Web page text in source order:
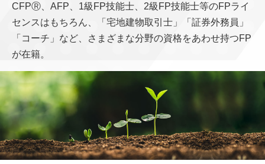
CFPⓇ、AFP、1級FP技能士、2級FP技能士等のFPライ
センスはもちろん、「宅地建物取引士」「証券外務員」
「コーチ」など、さまざまな分野の資格をあわせ持つFP
が在籍。